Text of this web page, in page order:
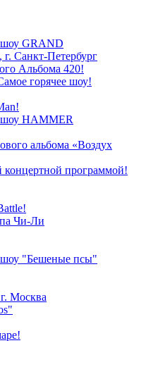
шоу GRAND
Санкт-Петербург
Альбома 420!
горячее шоу!
шоу HAMMER
альбома «Воздух
программой!
Чи-Ли
шоу "Бешеные псы"
Москва